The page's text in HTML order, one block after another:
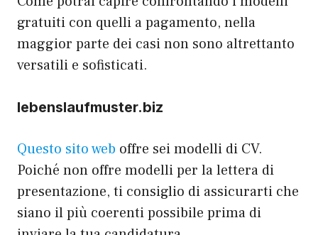
gratuiti con quelli a pagamento, nella
maggior parte dei casi non sono altrettanto
versatili e sofisticati.
lebenslaufmuster.biz
Questo sito web offre sei modelli di CV.
Poiché non offre modelli per la lettera di
presentazione, ti consiglio di assicurarti che
siano il più coerenti possibile prima di